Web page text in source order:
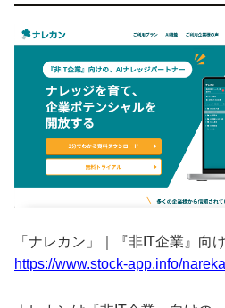
「ナレカン」｜『非IT企業』向
https://www.stock-app.info/